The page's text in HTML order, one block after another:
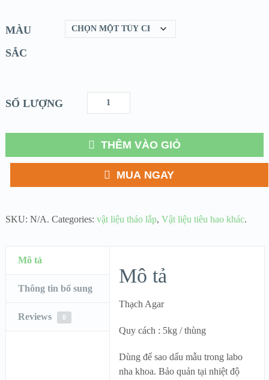
MÀU
SẮC
SỐ LƯỢNG
THÊM VÀO GIỎ
MUA NGAY
SKU: N/A. Categories: vật liệu tháo lắp, Vật liệu tiêu hao khác.
Mô tả
Thông tin bổ sung
Reviews 0
Mô tả
Thạch Agar
Quy cách : 5kg / thùng
Dùng để sao dấu mẫu trong labo
nha khoa. Bảo quản tại nhiệt độ